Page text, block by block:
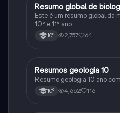
Biologia
Resumo global de
Este é um resumo global da
10° e 11° ano
10º 2,757 64
Biologia
Resumos geologia 10
Resumo geologia 10 ano
10º 4,662 116